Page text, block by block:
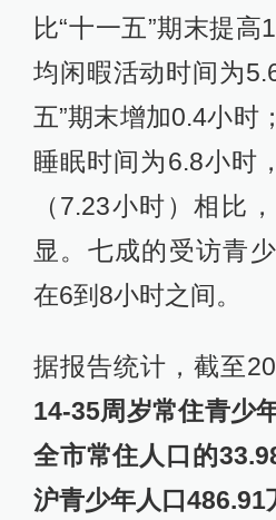
比“十一五”期末提高
均闲暇活动时间为
五”期末增加0.4小时
睡眠时间为6.8小时
（7.23小时）相比
显。七成的受访青
在6到8小时之间。
据报告统计，截至
14-35周岁常住青少
全市常住人口的
沪青少年人口486.91